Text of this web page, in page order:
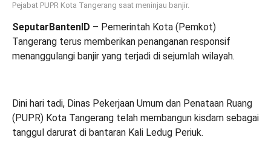
Pejabat PUPR Kota Tangerang saat meninjau banjir.
SeputarBantenID – Pemerintah Kota (Pemkot)
Tangerang terus memberikan penanganan responsif
menanggulangi banjir yang terjadi di sejumlah wilayah.
Dini hari tadi, Dinas Pekerjaan Umum dan Penataan Ruang
(PUPR) Kota Tangerang telah membangun kisdam sebagai
tanggul darurat di bantaran Kali Ledug Periuk.